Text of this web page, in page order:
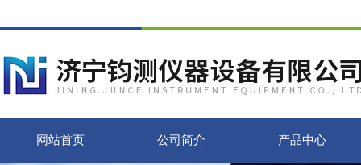
网站首页 公司简介 产品中心